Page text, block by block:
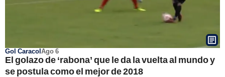
Gol CaracolAgo 6
El golazo de ‘rabona’ que le da la vuelta al mundo y
se postula como el mejor de 2018